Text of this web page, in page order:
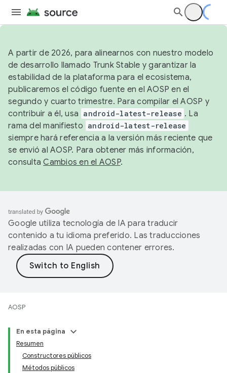
A partir de 2026, para alinearnos con nuestro modelo
de desarrollo llamado Trunk Stable y garantizar la
estabilidad de la plataforma para el ecosistema,
publicaremos el código fuente en el AOSP en el
segundo y cuarto trimestre. Para compilar el AOSP y
contribuir a él, usa android-latest-release . La
rama del manifiesto android-latest-release
siempre hará referencia a la versión más reciente que
se envió al AOSP. Para obtener más información,
consultaCambios en el AOSP.
Google utiliza tecnología de IA para traducir
contenido a tu idioma preferido. Las traducciones
realizadas con IA pueden contener errores.
AOSP
En esta página
Resumen
Constructores públicos
Métodos públicos